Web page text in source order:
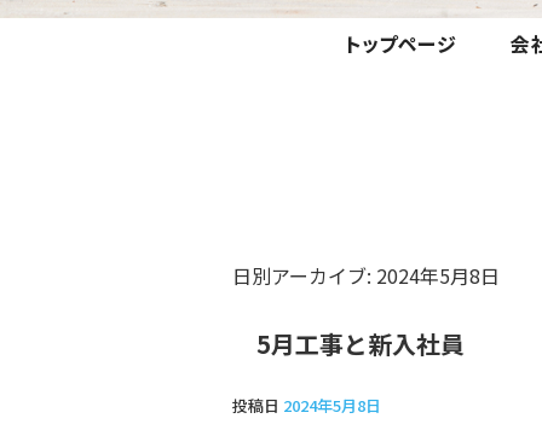
日別アーカイブ: 2024年5月8日
5月工事と新入社員
投稿日 2024年5月8日